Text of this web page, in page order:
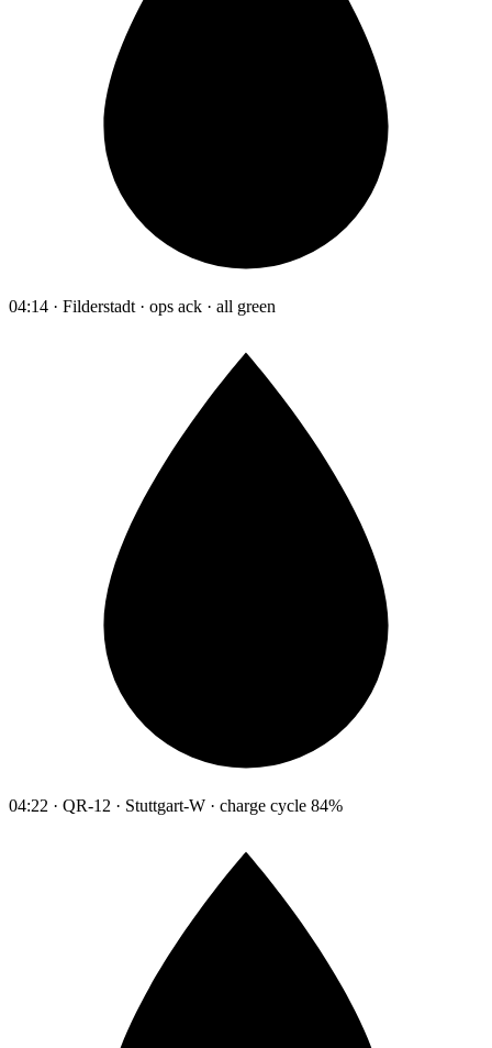
04:14 · Filderstadt · ops ack · all green
04:22 · QR-12 · Stuttgart-W · charge cycle 84%